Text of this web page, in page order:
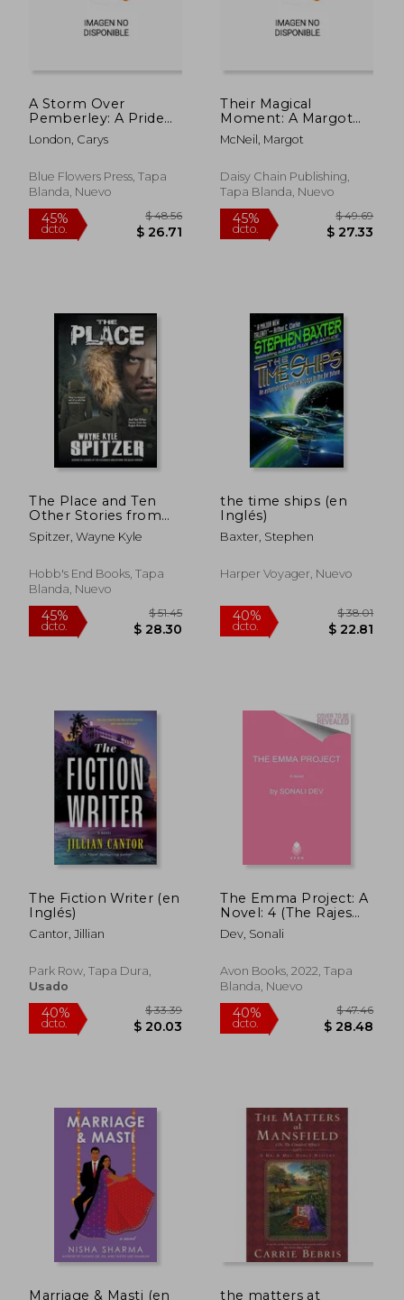
45%
dcto. $ 26.53
45%
dcto.
A Storm Over
Pemberley: A Pride
and Prejudice
Variation (en Inglés)
London, Carys
Blue Flowers Press, Tapa
Blanda, Nuevo
45%
dcto. $ 26.71
Their Magical
Moment: A Margot
McNeil Pride and
Prejudice Variation
McNeil, Margot
Daisy Chain Publishing,
Tapa Blanda, Nuevo
The Place and Ten
Other Stories from
the Region Between
(en Inglés)
Spitzer, Wayne Kyle
Hobb's End Books, Tapa
Blanda, Nuevo
45%
the time ships (en
Inglés)
Baxter, Stephen
Harper Voyager, Nuevo
40%
The Fiction Writer (en
Inglés)
Cantor, Jillian
Park Row, Tapa Dura,
Usado
The Emma Project: A
Novel: 4 (The Rajes
Series) (en Inglés)
Dev, Sonali
Avon Books, 2022, Tapa
Blanda, Nuevo
Marriage & Masti (en the matters at